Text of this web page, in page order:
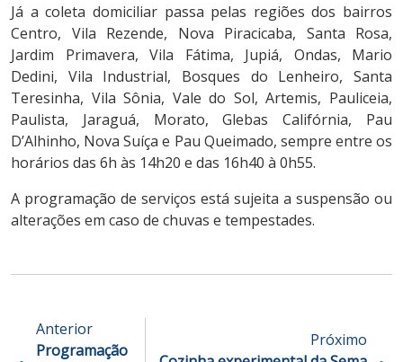
Já a coleta domiciliar passa pelas regiões dos bairros
Centro, Vila Rezende, Nova Piracicaba, Santa Rosa,
Jardim Primavera, Vila Fátima, Jupiá, Ondas, Mario
Dedini, Vila Industrial, Bosques do Lenheiro, Santa
Teresinha, Vila Sônia, Vale do Sol, Artemis, Pauliceia,
Paulista, Jaraguá, Morato, Glebas Califórnia, Pau
D’Alhinho, Nova Suíça e Pau Queimado, sempre entre os
horários das 6h às 14h20 e das 16h40 à 0h55.
A programação de serviços está sujeita a suspensão ou
alterações em caso de chuvas e tempestades.
Anterior
Programação
Próximo